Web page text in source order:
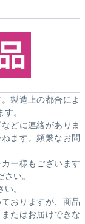
製造上の都合によ
。
どに連絡がありま
ます。頻繁なお問
ー様もございます
い。
。
おりますが、商品
たはお届けできな